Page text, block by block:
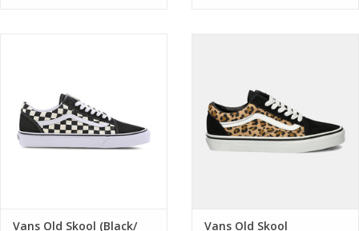
Vans Old Skool (Black/
Vans Old Skool